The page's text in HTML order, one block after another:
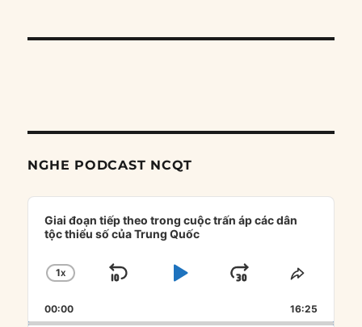
NGHE PODCAST NCQT
Audio
Player
Giai đoạn tiếp theo trong cuộc trấn áp các dân
tộc thiểu số của Trung Quốc
CHANGE
RATE
1X
SKIP
PLAYJUMP
FORWARD
SHARE
00:00 16:25